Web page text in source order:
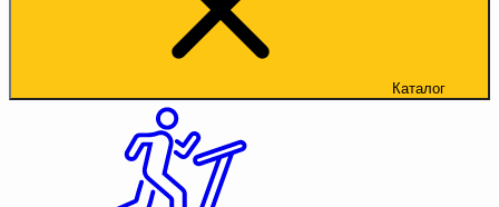
Каталог